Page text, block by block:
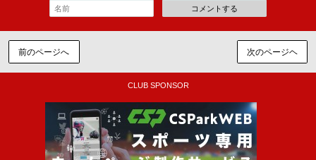
コメントする
前のページへ 次のページヘ
CLUB SPONSOR